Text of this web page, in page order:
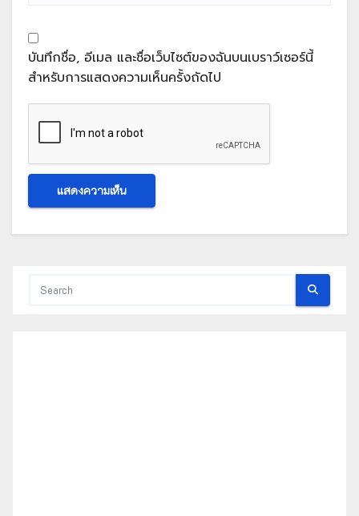
บันทึกชื่อ, อีเมล และชื่อเว็บไซต์ของฉันบนเบราว์เซอร์นี้
สำหรับการแสดงความเห็นครั้งถัดไป